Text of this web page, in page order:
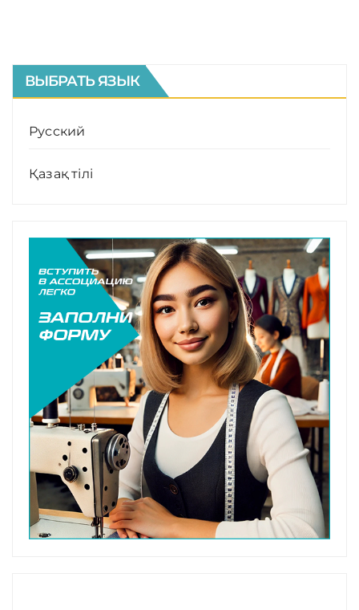
ВЫБРАТЬ ЯЗЫК
Русский
Қазақ тілі